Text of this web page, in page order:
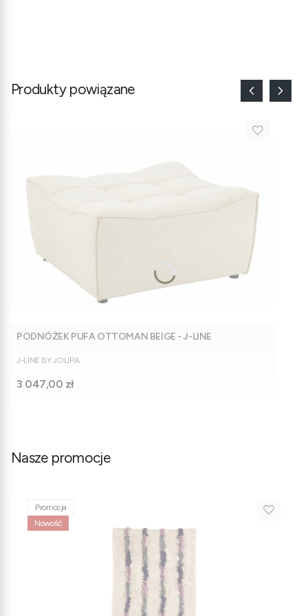
Produkty powiązane
PODNÓŻEK PUFA OTTOMAN BEIGE - J-LINE
PRODUCENT
J-LINE BY JOLIPA
Cena
3 047,00 zł
Nasze promocje
Promocja
Nowość